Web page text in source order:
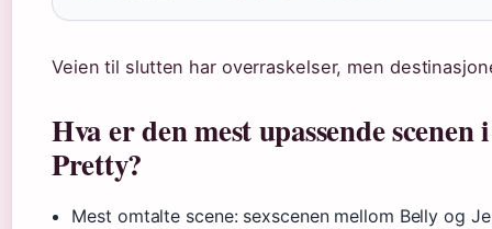
Veien til slutten har overraskelser, men
Hva er den mest upassende
Pretty?
Mest omtalte scene: sexscenen mellom Belly og